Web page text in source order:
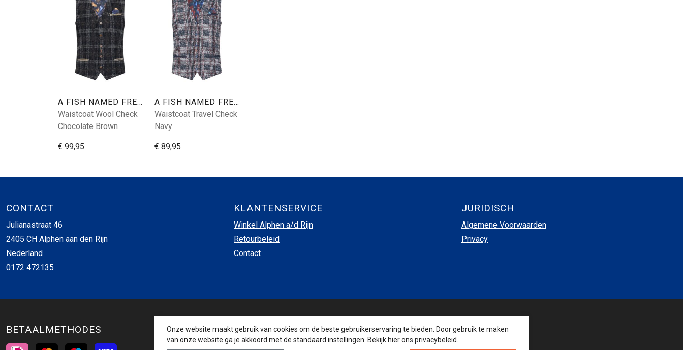
A FISH NAMED FRED
Waistcoat Wool Check
Chocolate Brown
€ 99,95
A FISH NAMED FRED
Waistcoat Travel Check
Navy
€ 89,95
CONTACT
Julianastraat 46
2405 CH Alphen aan den Rijn
Nederland
0172 472135
KLANTENSERVICE
Winkel Alphen a/d Rijn
Retourbeleid
Contact
JURIDISCH
Algemene Voorwaarden
Privacy
BETAALMETHODES INSCHRIJVEN NIEUWSBRIEF VOLG ONS
Onze website maakt gebruik van cookies om de beste gebruikerservaring te bieden. Door gebruik te maken
van onze website ga je akkoord met de standaard instellingen. Bekijk hierons privacybeleid.